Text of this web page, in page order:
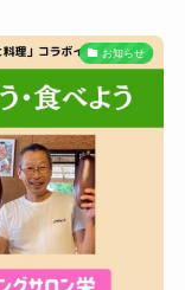
お知らせ